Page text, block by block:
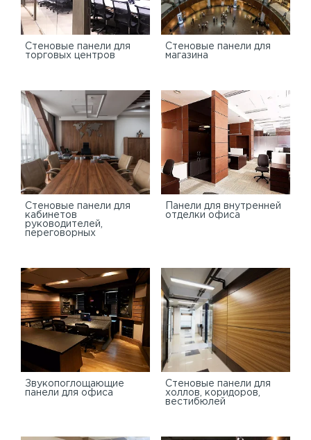
Cтеновые панели для
торговых центров
Стеновые панели для
магазина
Стеновые панели для
кабинетов
руководителей,
переговорных
Панели для внутренней
отделки офиса
Звукопоглощающие
панели для офиса
Стеновые панели для
холлов, коридоров,
вестибюлей